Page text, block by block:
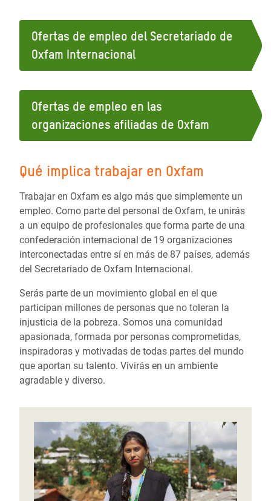
Ofertas de empleo del Secretariado de
Oxfam Internacional
Ofertas de empleo en las
organizaciones afiliadas de Oxfam
Qué implica trabajar en Oxfam
Trabajar en Oxfam es algo más que simplemente un
empleo. Como parte del personal de Oxfam, te unirás
a un equipo de profesionales que forma parte de una
confederación internacional de 19 organizaciones
interconectadas entre sí en más de 87 países, además
del Secretariado de Oxfam Internacional.
Serás parte de un movimiento global en el que
participan millones de personas que no toleran la
injusticia de la pobreza. Somos una comunidad
apasionada, formada por personas comprometidas,
inspiradoras y motivadas de todas partes del mundo
que aportan su talento. Vivirás en un ambiente
agradable y diverso.